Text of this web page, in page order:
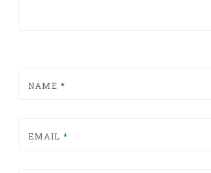
NAME *
EMAIL *